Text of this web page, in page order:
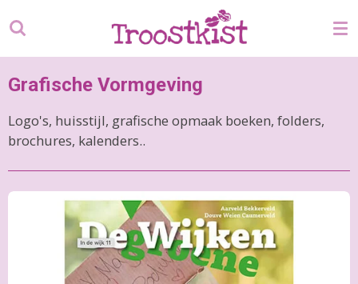
Ga
direct
naar
de
Grafische Vormgeving
Logo's, huisstijl, grafische opmaak boeken, folders,
brochures, kalenders..